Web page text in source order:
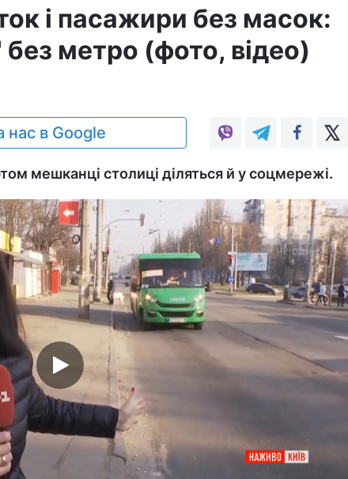
і пасажири без масок:
метро (фото, відео)
нас в Google
мешканці столиці діляться й у соцмережі.